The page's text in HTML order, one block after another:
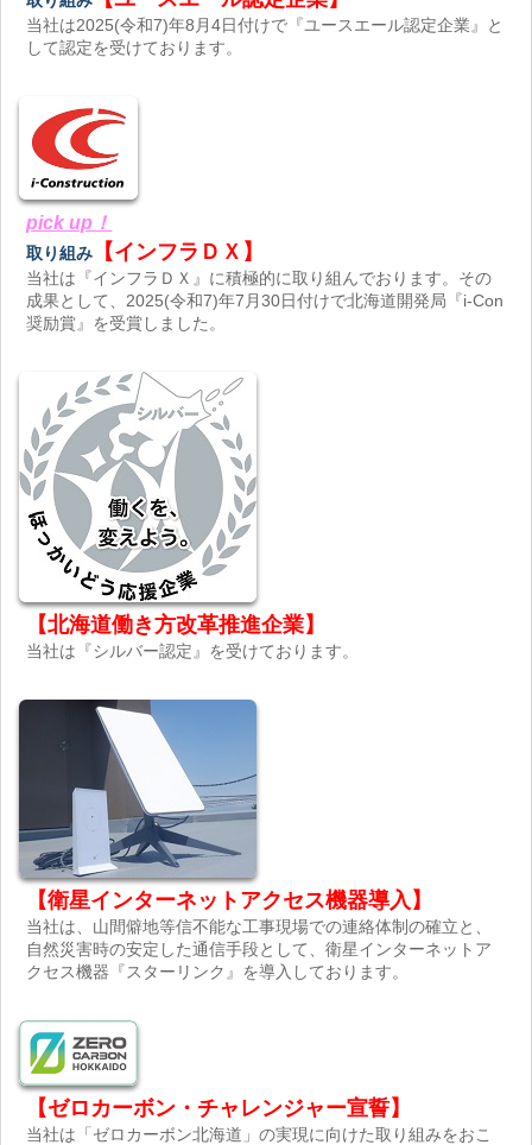
当社は2025(令和7)年8月4日付けで『ユースエール認定企業』と
して認定を受けております。
pick up！
取り組み 【インフラＤＸ】
当社は『インフラＤＸ』に積極的に取り組んでおります。その
成果として、2025(令和7)年7月30日付けで北海道開発局『i-Con
奨励賞』を受賞しました。
【北海道働き方改革推進企業】
当社は『シルバー認定』を受けております。
【衛星インターネットアクセス機器導入】
当社は、山間僻地等信不能な工事現場での連絡体制の確立と、
自然災害時の安定した通信手段として、衛星インターネットア
クセス機器『スターリンク』を導入しております。
【ゼロカーボン・チャレンジャー宣誓】
当社は「ゼロカーボン北海道」の実現に向けた取り組みをおこ